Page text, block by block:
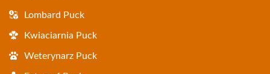
Lombard Puck
Kwiaciarnia Puck
Weterynarz Puck